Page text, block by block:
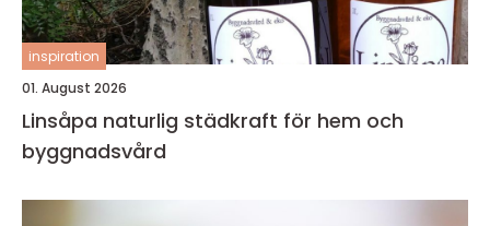
inspiration
01. August 2026
Linsåpa naturlig städkraft för hem och
byggnadsvård